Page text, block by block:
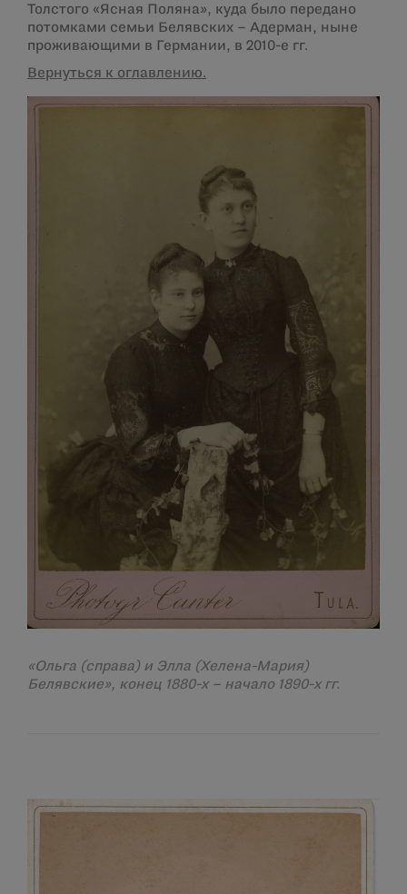
Толстого «Ясная Поляна», куда было передано
потомками семьи Белявских – Адерман, ныне
проживающими в Германии, в 2010-е гг.
Вернуться к оглавлению.
«Ольга (справа) и Элла (Хелена-Мария)
Белявские», конец 1880-х – начало 1890-х гг.